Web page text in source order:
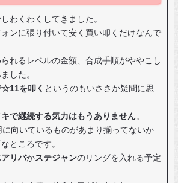
わくわくしてきました。
ンに張り付いて安く買い叩くだけなんで
れるレベルの金額、合成手順がややこし
した。
☆11を叩く というのもいささか疑問に思
で継続する気力はもうありません。
向いているものがあまり揃ってないか
ところです。
アリバかステジャンのリングを入れる予定